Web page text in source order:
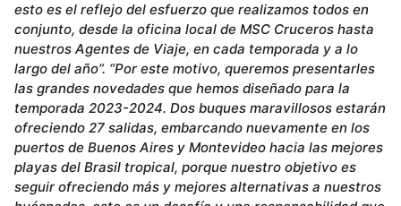
esto es el reflejo del esfuerzo que realizamos todos en
conjunto, desde la oficina local de MSC Cruceros hasta
nuestros Agentes de Viaje, en cada temporada y a lo
largo del año”. “Por este motivo, queremos presentarles
las grandes novedades que hemos diseñado para la
temporada 2023-2024. Dos buques maravillosos estarán
ofreciendo 27 salidas, embarcando nuevamente en los
puertos de Buenos Aires y Montevideo hacia las mejores
playas del Brasil tropical, porque nuestro objetivo es
seguir ofreciendo más y mejores alternativas a nuestros